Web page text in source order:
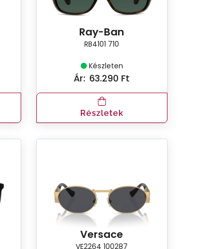
Ray-Ban
RB4101 710
Készleten
Ár: 63.290 Ft
Részletek
Versace
VE2264 100287